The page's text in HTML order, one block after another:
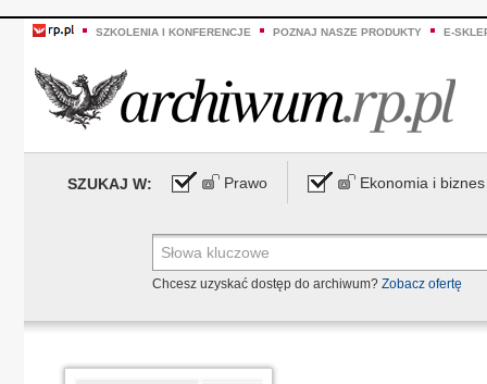
SZKOLENIA I KONFERENCJE POZNAJ NASZE PRODUKTY E-
SZUKAJ W: Prawo Ekonomia i biznes
Chcesz uzyskać dostęp do archiwum? Zobacz ofertę